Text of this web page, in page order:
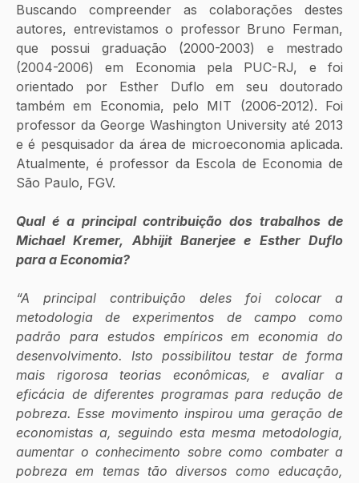
Buscando compreender as colaborações destes
autores, entrevistamos o professor Bruno Ferman,
que possui graduação (2000-2003) e mestrado
(2004-2006) em Economia pela PUC-RJ, e foi
orientado por Esther Duflo em seu doutorado
também em Economia, pelo MIT (2006-2012). Foi
professor da George Washington University até 2013
e é pesquisador da área de microeconomia aplicada.
Atualmente, é professor da Escola de Economia de
São Paulo, FGV.
Qual é a principal contribuição dos trabalhos de
Michael Kremer, Abhijit Banerjee e Esther Duflo
para a Economia?
“A principal contribuição deles foi colocar a
metodologia de experimentos de campo como
padrão para estudos empíricos em economia do
desenvolvimento. Isto possibilitou testar de forma
mais rigorosa teorias econômicas, e avaliar a
eficácia de diferentes programas para redução de
pobreza. Esse movimento inspirou uma geração de
economistas a, seguindo esta mesma metodologia,
aumentar o conhecimento sobre como combater a
pobreza em temas tão diversos como educação,